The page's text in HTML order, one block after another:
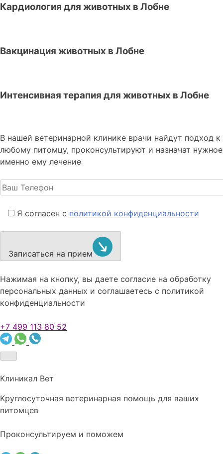
Кардиология для животных в Лобне
Вакцинация животных в Лобне
Интенсивная терапия для животных в Лобне
В нашей ветеринарной клинике врачи найдут подход к
любому питомцу, проконсультируют и назначат нужное
именно ему лечение
Я согласен с политикой конфиденциальности
Записаться на прием
Нажимая на кнопку, вы даете согласие на обработку
персональных данных и соглашаетесь c политикой
конфиденциальности
+7 499 113 80 52
Клиникал Вет
Круглосуточная ветеринарная помощь для ваших
питомцев
Проконсультируем и поможем